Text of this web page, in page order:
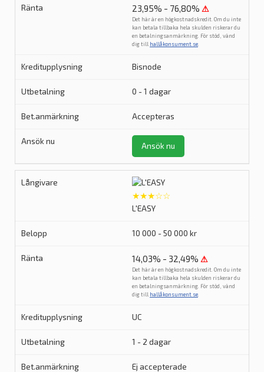
23,95% - 76,80% ⚠
Det här är en högkostnadskredit. Om du inte
kan betala tillbaka hela skulden riskerar du
en betalningsanmärkning. För stöd, vänd
dig till hallåkonsument.se
Bisnode
0 - 1 dagar
Accepteras
Ansök nu
★★★☆☆
L'EASY
10 000 - 50 000 kr
14,03% - 32,49% ⚠
Det här är en högkostnadskredit. Om du inte
kan betala tillbaka hela skulden riskerar du
en betalningsanmärkning. För stöd, vänd
dig till hallåkonsument.se
UC
1 - 2 dagar
Ej accepterade